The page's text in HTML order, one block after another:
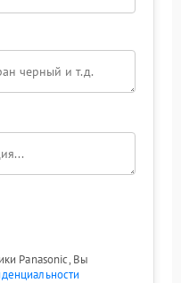
Panasonic, Вы